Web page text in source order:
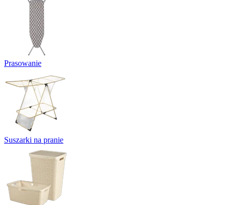
Prasowanie
Suszarki na pranie